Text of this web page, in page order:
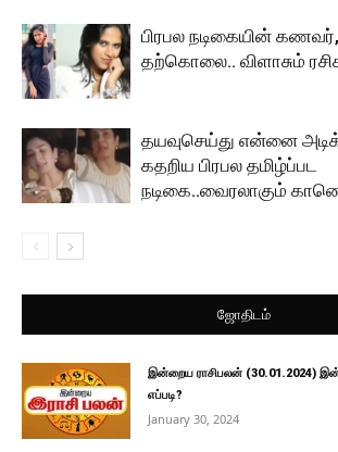
பிரபல நடிகையின்
தற்கொலை.. விளாசும்
தயவுசெய்து என்னை
கதறிய பிரபல தமிழ்ப்பட
நடிகை..வைரலாகும்
ஜோதிடம்
இன்றைய ராசிபலன் (30.01.2024)
எப்படி?
January 30, 2024